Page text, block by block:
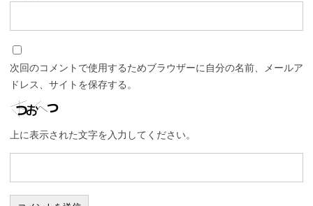
次回のコメントで使用するためブラウザーに自分の名前、メールア
ドレス、サイトを保存する。
上に表示された文字を入力してください。